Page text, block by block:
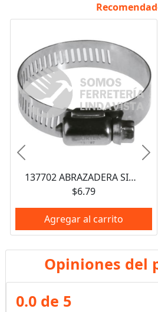
137702 ABRAZADERA SIN FIN DE ACERO INOXIDABLE DE 5/8" A 1" SURTEK
$6.79
Agregar al carrito
Anterior
Opiniones del
0.0 de 5